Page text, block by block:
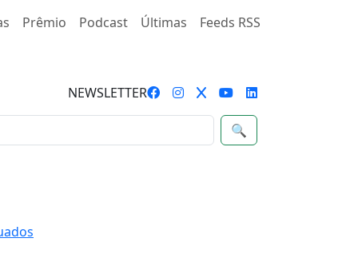
Prêmio Podcast Últimas Feeds RSS
NEWSLETTER
🔍